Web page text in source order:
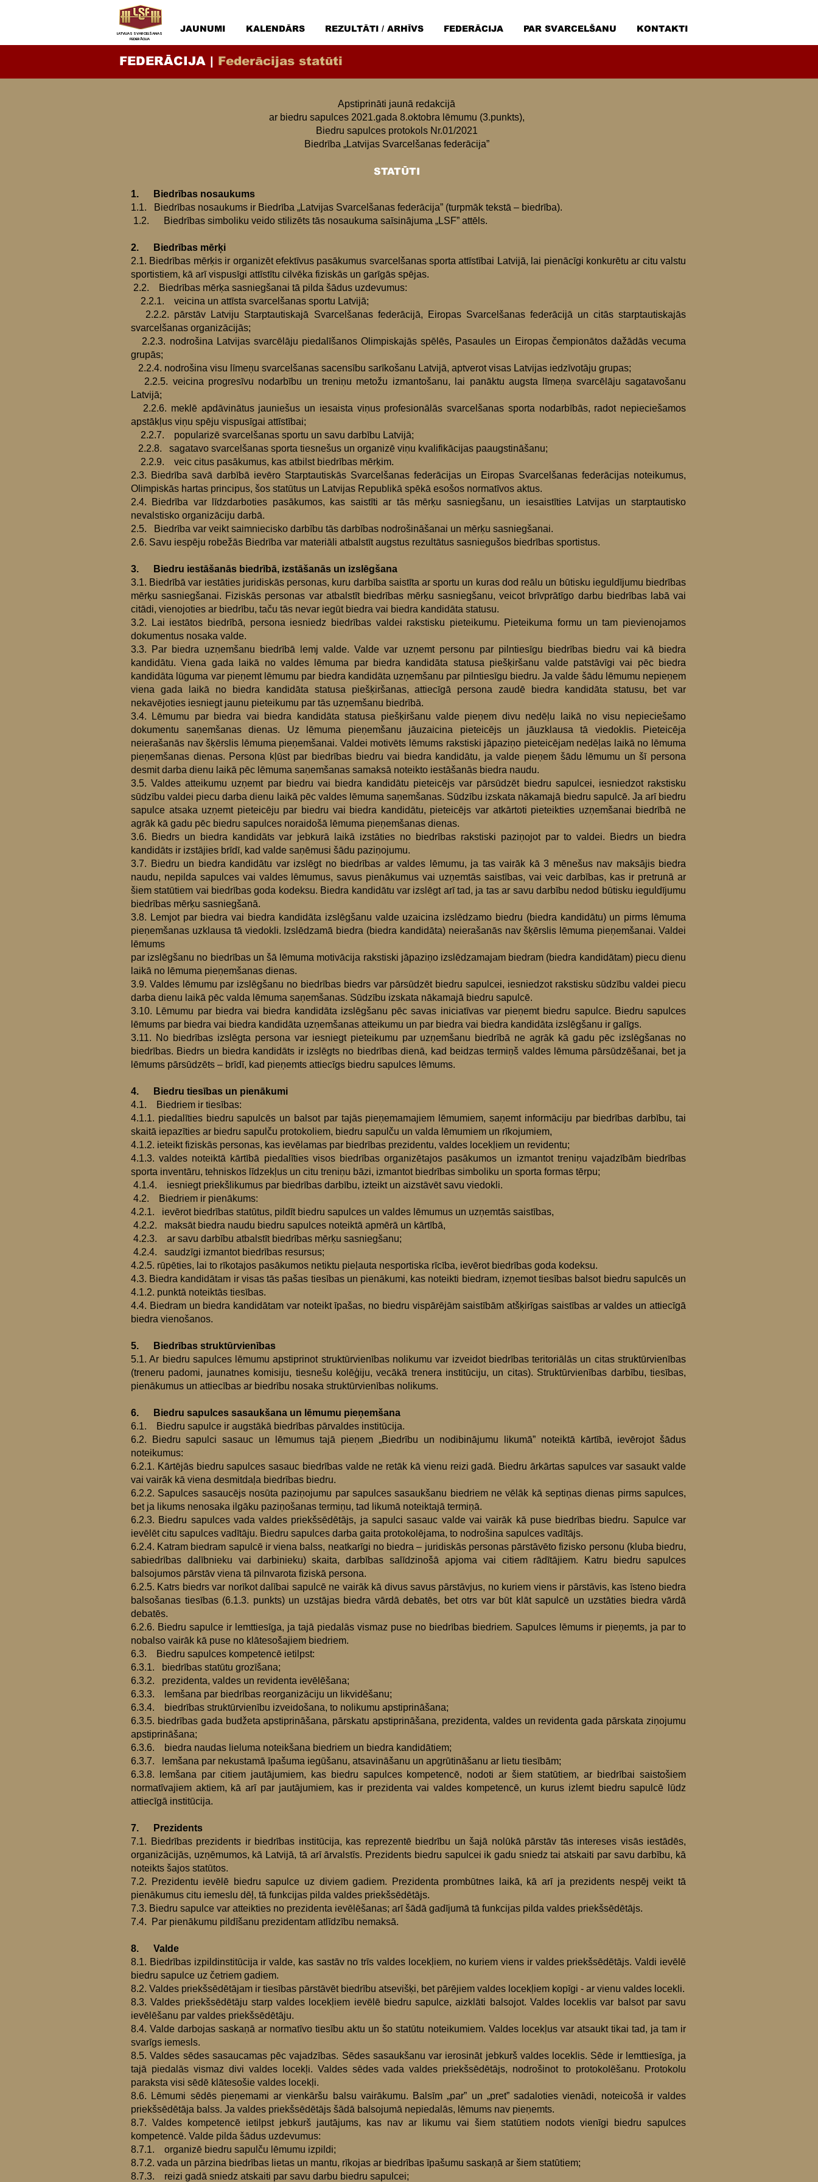
LATVIJAS SVARCELŠANAS
FEDERĀCIJA
JAUNUMI KALENDĀRS REZULTĀTI / ARHĪVS FEDERĀCIJA PAR SVARCELŠANU KONTAKTI
FEDERĀCIJA | Federācijas statūti
Apstiprināti jaunā redakcijā
ar biedru sapulces 2021.gada 8.oktobra lēmumu (3.punkts),
Biedru sapulces protokols Nr.01/2021
Biedrība „Latvijas Svarcelšanas federācija”
STATŪTI
1. Biedrības nosaukums
1.1. Biedrības nosaukums ir Biedrība „Latvijas Svarcelšanas federācija” (turpmāk tekstā – biedrība).
1.2. Biedrības simboliku veido stilizēts tās nosaukuma saīsinājuma „LSF” attēls.
2. Biedrības mērķi
2.1. Biedrības mērķis ir organizēt efektīvus pasākumus svarcelšanas sporta attīstībai Latvijā, lai pienācīgi konkurētu ar citu valstu
sportistiem, kā arī vispusīgi attīstītu cilvēka fiziskās un garīgās spējas.
2.2. Biedrības mērķa sasniegšanai tā pilda šādus uzdevumus:
2.2.1. veicina un attīsta svarcelšanas sportu Latvijā;
2.2.2. pārstāv Latviju Starptautiskajā Svarcelšanas federācijā, Eiropas Svarcelšanas federācijā un citās starptautiskajās
svarcelšanas organizācijās;
2.2.3. nodrošina Latvijas svarcēlāju piedalīšanos Olimpiskajās spēlēs, Pasaules un Eiropas čempionātos dažādās vecuma
grupās;
2.2.4. nodrošina visu līmeņu svarcelšanas sacensību sarīkošanu Latvijā, aptverot visas Latvijas iedzīvotāju grupas;
2.2.5. veicina progresīvu nodarbību un treniņu metožu izmantošanu, lai panāktu augsta līmeņa svarcēlāju sagatavošanu
Latvijā;
2.2.6. meklē apdāvinātus jauniešus un iesaista viņus profesionālās svarcelšanas sporta nodarbībās, radot nepieciešamos
apstākļus viņu spēju vispusīgai attīstībai;
2.2.7. popularizē svarcelšanas sportu un savu darbību Latvijā;
2.2.8. sagatavo svarcelšanas sporta tiesnešus un organizē viņu kvalifikācijas paaugstināšanu;
2.2.9. veic citus pasākumus, kas atbilst biedrības mērķim.
2.3. Biedrība savā darbībā ievēro Starptautiskās Svarcelšanas federācijas un Eiropas Svarcelšanas federācijas noteikumus,
Olimpiskās hartas principus, šos statūtus un Latvijas Republikā spēkā esošos normatīvos aktus.
2.4. Biedrība var līdzdarboties pasākumos, kas saistīti ar tās mērķu sasniegšanu, un iesaistīties Latvijas un starptautisko
nevalstisko organizāciju darbā.
2.5. Biedrība var veikt saimniecisko darbību tās darbības nodrošināšanai un mērķu sasniegšanai.
2.6. Savu iespēju robežās Biedrība var materiāli atbalstīt augstus rezultātus sasniegušos biedrības sportistus.
3. Biedru iestāšanās biedrībā, izstāšanās un izslēgšana
3.1. Biedrībā var iestāties juridiskās personas, kuru darbība saistīta ar sportu un kuras dod reālu un būtisku ieguldījumu biedrības
mērķu sasniegšanai. Fiziskās personas var atbalstīt biedrības mērķu sasniegšanu, veicot brīvprātīgo darbu biedrības labā vai
citādi, vienojoties ar biedrību, taču tās nevar iegūt biedra vai biedra kandidāta statusu.
3.2. Lai iestātos biedrībā, persona iesniedz biedrības valdei rakstisku pieteikumu. Pieteikuma formu un tam pievienojamos
dokumentus nosaka valde.
3.3. Par biedra uzņemšanu biedrībā lemj valde. Valde var uzņemt personu par pilntiesīgu biedrības biedru vai kā biedra
kandidātu. Viena gada laikā no valdes lēmuma par biedra kandidāta statusa piešķiršanu valde patstāvīgi vai pēc biedra
kandidāta lūguma var pieņemt lēmumu par biedra kandidāta uzņemšanu par pilntiesīgu biedru. Ja valde šādu lēmumu nepieņem
viena gada laikā no biedra kandidāta statusa piešķiršanas, attiecīgā persona zaudē biedra kandidāta statusu, bet var
nekavējoties iesniegt jaunu pieteikumu par tās uzņemšanu biedrībā.
3.4. Lēmumu par biedra vai biedra kandidāta statusa piešķiršanu valde pieņem divu nedēļu laikā no visu nepieciešamo
dokumentu saņemšanas dienas. Uz lēmuma pieņemšanu jāuzaicina pieteicējs un jāuzklausa tā viedoklis. Pieteicēja
neierašanās nav šķērslis lēmuma pieņemšanai. Valdei motivēts lēmums rakstiski jāpaziņo pieteicējam nedēļas laikā no lēmuma
pieņemšanas dienas. Persona kļūst par biedrības biedru vai biedra kandidātu, ja valde pieņem šādu lēmumu un šī persona
desmit darba dienu laikā pēc lēmuma saņemšanas samaksā noteikto iestāšanās biedra naudu.
3.5. Valdes atteikumu uzņemt par biedru vai biedra kandidātu pieteicējs var pārsūdzēt biedru sapulcei, iesniedzot rakstisku
sūdzību valdei piecu darba dienu laikā pēc valdes lēmuma saņemšanas. Sūdzību izskata nākamajā biedru sapulcē. Ja arī biedru
sapulce atsaka uzņemt pieteicēju par biedru vai biedra kandidātu, pieteicējs var atkārtoti pieteikties uzņemšanai biedrībā ne
agrāk kā gadu pēc biedru sapulces noraidošā lēmuma pieņemšanas dienas.
3.6. Biedrs un biedra kandidāts var jebkurā laikā izstāties no biedrības rakstiski paziņojot par to valdei. Biedrs un biedra
kandidāts ir izstājies brīdī, kad valde saņēmusi šādu paziņojumu.
3.7. Biedru un biedra kandidātu var izslēgt no biedrības ar valdes lēmumu, ja tas vairāk kā 3 mēnešus nav maksājis biedra
naudu, nepilda sapulces vai valdes lēmumus, savus pienākumus vai uzņemtās saistības, vai veic darbības, kas ir pretrunā ar
šiem statūtiem vai biedrības goda kodeksu. Biedra kandidātu var izslēgt arī tad, ja tas ar savu darbību nedod būtisku ieguldījumu
biedrības mērķu sasniegšanā.
3.8. Lemjot par biedra vai biedra kandidāta izslēgšanu valde uzaicina izslēdzamo biedru (biedra kandidātu) un pirms lēmuma
pieņemšanas uzklausa tā viedokli. Izslēdzamā biedra (biedra kandidāta) neierašanās nav šķērslis lēmuma pieņemšanai. Valdei
lēmums
par izslēgšanu no biedrības un šā lēmuma motivācija rakstiski jāpaziņo izslēdzamajam biedram (biedra kandidātam) piecu dienu
laikā no lēmuma pieņemšanas dienas.
3.9. Valdes lēmumu par izslēgšanu no biedrības biedrs var pārsūdzēt biedru sapulcei, iesniedzot rakstisku sūdzību valdei piecu
darba dienu laikā pēc valda lēmuma saņemšanas. Sūdzību izskata nākamajā biedru sapulcē.
3.10. Lēmumu par biedra vai biedra kandidāta izslēgšanu pēc savas iniciatīvas var pieņemt biedru sapulce. Biedru sapulces
lēmums par biedra vai biedra kandidāta uzņemšanas atteikumu un par biedra vai biedra kandidāta izslēgšanu ir galīgs.
3.11. No biedrības izslēgta persona var iesniegt pieteikumu par uzņemšanu biedrībā ne agrāk kā gadu pēc izslēgšanas no
biedrības. Biedrs un biedra kandidāts ir izslēgts no biedrības dienā, kad beidzas termiņš valdes lēmuma pārsūdzēšanai, bet ja
lēmums pārsūdzēts – brīdī, kad pieņemts attiecīgs biedru sapulces lēmums.
4. Biedru tiesības un pienākumi
4.1. Biedriem ir tiesības:
4.1.1. piedalīties biedru sapulcēs un balsot par tajās pieņemamajiem lēmumiem, saņemt informāciju par biedrības darbību, tai
skaitā iepazīties ar biedru sapulču protokoliem, biedru sapulču un valda lēmumiem un rīkojumiem,
4.1.2. ieteikt fiziskās personas, kas ievēlamas par biedrības prezidentu, valdes locekļiem un revidentu;
4.1.3. valdes noteiktā kārtībā piedalīties visos biedrības organizētajos pasākumos un izmantot treniņu vajadzībām biedrības
sporta inventāru, tehniskos līdzekļus un citu treniņu bāzi, izmantot biedrības simboliku un sporta formas tērpu;
4.1.4. iesniegt priekšlikumus par biedrības darbību, izteikt un aizstāvēt savu viedokli.
4.2. Biedriem ir pienākums:
4.2.1. ievērot biedrības statūtus, pildīt biedru sapulces un valdes lēmumus un uzņemtās saistības,
4.2.2. maksāt biedra naudu biedru sapulces noteiktā apmērā un kārtībā,
4.2.3. ar savu darbību atbalstīt biedrības mērķu sasniegšanu;
4.2.4. saudzīgi izmantot biedrības resursus;
4.2.5. rūpēties, lai to rīkotajos pasākumos netiktu pieļauta nesportiska rīcība, ievērot biedrības goda kodeksu.
4.3. Biedra kandidātam ir visas tās pašas tiesības un pienākumi, kas noteikti biedram, izņemot tiesības balsot biedru sapulcēs un
4.1.2. punktā noteiktās tiesības.
4.4. Biedram un biedra kandidātam var noteikt īpašas, no biedru vispārējām saistībām atšķirīgas saistības ar valdes un attiecīgā
biedra vienošanos.
5. Biedrības struktūrvienības
5.1. Ar biedru sapulces lēmumu apstiprinot struktūrvienības nolikumu var izveidot biedrības teritoriālās un citas struktūrvienības
(treneru padomi, jaunatnes komisiju, tiesnešu kolēģiju, vecākā trenera institūciju, un citas). Struktūrvienības darbību, tiesības,
pienākumus un attiecības ar biedrību nosaka struktūrvienības nolikums.
6. Biedru sapulces sasaukšana un lēmumu pieņemšana
6.1. Biedru sapulce ir augstākā biedrības pārvaldes institūcija.
6.2. Biedru sapulci sasauc un lēmumus tajā pieņem „Biedrību un nodibinājumu likumā” noteiktā kārtībā, ievērojot šādus
noteikumus:
6.2.1. Kārtējās biedru sapulces sasauc biedrības valde ne retāk kā vienu reizi gadā. Biedru ārkārtas sapulces var sasaukt valde
vai vairāk kā viena desmitdaļa biedrības biedru.
6.2.2. Sapulces sasaucējs nosūta paziņojumu par sapulces sasaukšanu biedriem ne vēlāk kā septiņas dienas pirms sapulces,
bet ja likums nenosaka ilgāku paziņošanas termiņu, tad likumā noteiktajā termiņā.
6.2.3. Biedru sapulces vada valdes priekšsēdētājs, ja sapulci sasauc valde vai vairāk kā puse biedrības biedru. Sapulce var
ievēlēt citu sapulces vadītāju. Biedru sapulces darba gaita protokolējama, to nodrošina sapulces vadītājs.
6.2.4. Katram biedram sapulcē ir viena balss, neatkarīgi no biedra – juridiskās personas pārstāvēto fizisko personu (kluba biedru,
sabiedrības dalībnieku vai darbinieku) skaita, darbības salīdzinošā apjoma vai citiem rādītājiem. Katru biedru sapulces
balsojumos pārstāv viena tā pilnvarota fiziskā persona.
6.2.5. Katrs biedrs var norīkot dalībai sapulcē ne vairāk kā divus savus pārstāvjus, no kuriem viens ir pārstāvis, kas īsteno biedra
balsošanas tiesības (6.1.3. punkts) un uzstājas biedra vārdā debatēs, bet otrs var būt klāt sapulcē un uzstāties biedra vārdā
debatēs.
6.2.6. Biedru sapulce ir lemttiesīga, ja tajā piedalās vismaz puse no biedrības biedriem. Sapulces lēmums ir pieņemts, ja par to
nobalso vairāk kā puse no klātesošajiem biedriem.
6.3. Biedru sapulces kompetencē ietilpst:
6.3.1. biedrības statūtu grozīšana;
6.3.2. prezidenta, valdes un revidenta ievēlēšana;
6.3.3. lemšana par biedrības reorganizāciju un likvidēšanu;
6.3.4. biedrības struktūrvienību izveidošana, to nolikumu apstiprināšana;
6.3.5. biedrības gada budžeta apstiprināšana, pārskatu apstiprināšana, prezidenta, valdes un revidenta gada pārskata ziņojumu
apstiprināšana;
6.3.6. biedra naudas lieluma noteikšana biedriem un biedra kandidātiem;
6.3.7. lemšana par nekustamā īpašuma iegūšanu, atsavināšanu un apgrūtināšanu ar lietu tiesībām;
6.3.8. lemšana par citiem jautājumiem, kas biedru sapulces kompetencē, nodoti ar šiem statūtiem, ar biedrībai saistošiem
normatīvajiem aktiem, kā arī par jautājumiem, kas ir prezidenta vai valdes kompetencē, un kurus izlemt biedru sapulcē lūdz
attiecīgā institūcija.
7. Prezidents
7.1. Biedrības prezidents ir biedrības institūcija, kas reprezentē biedrību un šajā nolūkā pārstāv tās intereses visās iestādēs,
organizācijās, uzņēmumos, kā Latvijā, tā arī ārvalstīs. Prezidents biedru sapulcei ik gadu sniedz tai atskaiti par savu darbību, kā
noteikts šajos statūtos.
7.2. Prezidentu ievēlē biedru sapulce uz diviem gadiem. Prezidenta prombūtnes laikā, kā arī ja prezidents nespēj veikt tā
pienākumus citu iemeslu dēļ, tā funkcijas pilda valdes priekšsēdētājs.
7.3. Biedru sapulce var atteikties no prezidenta ievēlēšanas; arī šādā gadījumā tā funkcijas pilda valdes priekšsēdētājs.
7.4. Par pienākumu pildīšanu prezidentam atlīdzību nemaksā.
8. Valde
8.1. Biedrības izpildinstitūcija ir valde, kas sastāv no trīs valdes locekļiem, no kuriem viens ir valdes priekšsēdētājs. Valdi ievēlē
biedru sapulce uz četriem gadiem.
8.2. Valdes priekšsēdētājam ir tiesības pārstāvēt biedrību atsevišķi, bet pārējiem valdes locekļiem kopīgi - ar vienu valdes locekli.
8.3. Valdes priekšsēdētāju starp valdes locekļiem ievēlē biedru sapulce, aizklāti balsojot. Valdes loceklis var balsot par savu
ievēlēšanu par valdes priekšsēdētāju.
8.4. Valde darbojas saskaņā ar normatīvo tiesību aktu un šo statūtu noteikumiem. Valdes locekļus var atsaukt tikai tad, ja tam ir
svarīgs iemesls.
8.5. Valdes sēdes sasaucamas pēc vajadzības. Sēdes sasaukšanu var ierosināt jebkurš valdes loceklis. Sēde ir lemttiesīga, ja
tajā piedalās vismaz divi valdes locekļi. Valdes sēdes vada valdes priekšsēdētājs, nodrošinot to protokolēšanu. Protokolu
paraksta visi sēdē klātesošie valdes locekļi.
8.6. Lēmumi sēdēs pieņemami ar vienkāršu balsu vairākumu. Balsīm „par” un „pret” sadaloties vienādi, noteicošā ir valdes
priekšsēdētāja balss. Ja valdes priekšsēdētājs šādā balsojumā nepiedalās, lēmums nav pieņemts.
8.7. Valdes kompetencē ietilpst jebkurš jautājums, kas nav ar likumu vai šiem statūtiem nodots vienīgi biedru sapulces
kompetencē. Valde pilda šādus uzdevumus:
8.7.1. organizē biedru sapulču lēmumu izpildi;
8.7.2. vada un pārzina biedrības lietas un mantu, rīkojas ar biedrības īpašumu saskaņā ar šiem statūtiem;
8.7.3. reizi gadā sniedz atskaiti par savu darbu biedru sapulcei;